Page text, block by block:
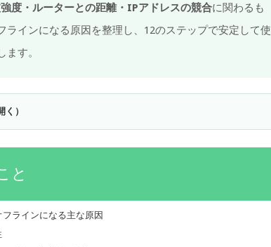
度・ルーターとの距離・IPアドレスの競合に関わるも
ラインになる原因を整理し、12のステップで安定して使
す。
）
と
ラインになる主な原因